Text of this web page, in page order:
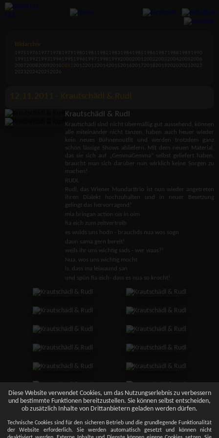
Bildarchiv
1975 1976 1977 1978 1979 1980 1981 1982 1983 1984 1985 1986 1987 1988 1989 1990
1991
1992 1993 1994 1995 1996 1997 1998 19992000 2001 20022003 2004 20052006
20072008 20092010 2011 20122013 2014 2015201620172018 20192020 2021 2022
2023 2024 20252026
12.11.2011 - Krautschädl & Rudl
Krautschädl & Rudl
Krautschädl sind nicht übermäßig gut aussehend, können
alle miteinander nicht tanzen, haben auch heuer wieder
kein neues Bühnenoutfit und werden trotzdem ganz
schön lässige Shows abliefern. Mit dem neuen Material,
das sie sich auf „GemmaGemma“ selbst geliefert haben,
braucht man sich darüber nun wirklich keine Sorgen zu
machen!
RUDL
Rudl, das Wiener Mundarttrio ist nun wieder angetreten
ihren Dialekt hochzuhalten und in neuer Besetzung
gelingt das hervorragend!
mia bringan action ois in oim
fia eich zum zeitvertreib
es wuids uns hodn - brauchds nua wos sogn
daun sama gern bereit!
weils ihr uns wichtig sads - wer waas?!
Nua, wos uns wichtig mocht
is, dass ma leiwaund san
und spün fia eich- dass es nua so krocht!
Diese Website verwendet Cookies, um das Nutzungserlebnis zu verbessern
und bestimmte Funktionen bereitzustellen. Sie können selbst entscheiden,
ob zusätzlich Inhalte von Drittanbietern geladen werden dürfen.
Technische Cookies sind für den sicheren Betrieb und die grundlegende Funktionalität
der Website erforderlich. Sie werden automatisch gesetzt und können nicht